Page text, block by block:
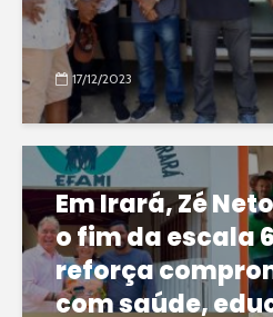
17/12/2023
Em Irará, Zé
o fim da escala
reforça
com saúde,